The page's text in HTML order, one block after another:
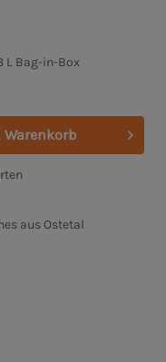
L Bag-in-Box
Warenkorb
aus Ostetal